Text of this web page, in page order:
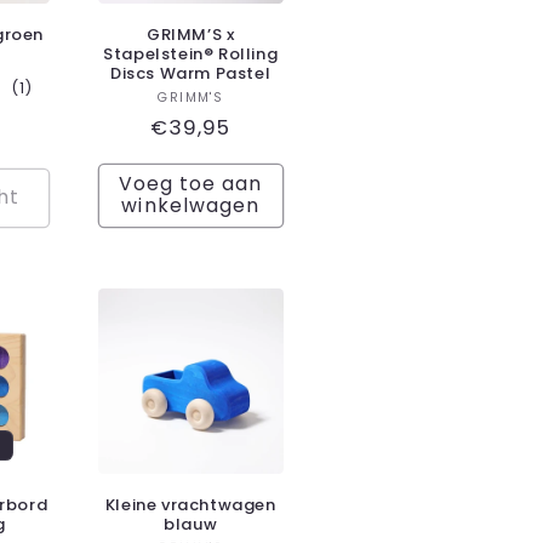
(1)
GRIMM’S x
Stapelstein® Rolling
Discs Warm Pastel
Verkoper:
GRIMM'S
Normale
prijs
€39,95
Voeg toe aan
winkelwagen
Kleine vrachtwagen
blauw